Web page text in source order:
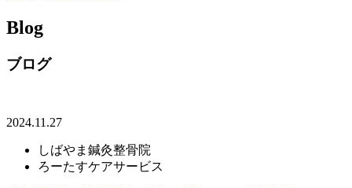
Blog
ブログ
2024.11.27
しばやま鍼灸整骨院
ろーたすケアサービス